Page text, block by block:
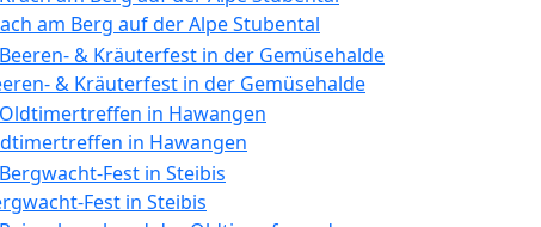
am Berg auf der Alpe Stubental
& Kräuterfest in der Gemüsehalde
in Hawangen
Fest in Steibis